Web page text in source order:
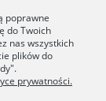
poprawne
do Twoich
nas wszystkich
plików do
prywatności.